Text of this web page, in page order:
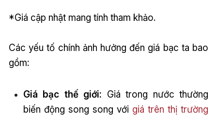
*Giá cập nhật mang tính tham khảo.
Các yếu tố chính ảnh hưởng đến giá bạc ta bao
gồm:
Giá bạc thế giới: Giá trong nước thường
biến động song song với giá trên thị trường